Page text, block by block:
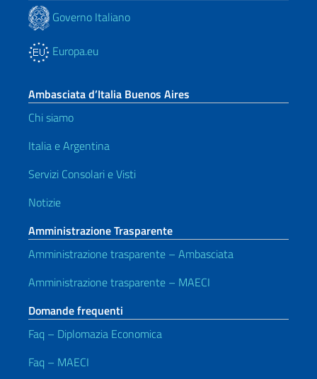
Governo Italiano
Europa.eu
Ambasciata d’Italia Buenos Aires
Chi siamo
Italia e Argentina
Servizi Consolari e Visti
Notizie
Amministrazione Trasparente
Amministrazione trasparente – Ambasciata
Amministrazione trasparente – MAECI
Domande frequenti
Faq – Diplomazia Economica
Faq – MAECI